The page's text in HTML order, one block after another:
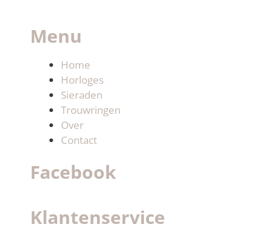
Menu
Home
Horloges
Sieraden
Trouwringen
Over
Contact
Facebook
Klantenservice